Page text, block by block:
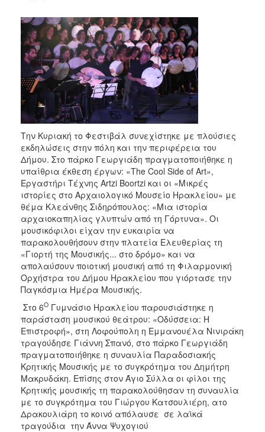
Την Κυριακή το Φεστιβάλ συνεχίστηκε με πλούσιες
εκδηλώσεις στην πόλη και την περιφέρεια του
Δήμου. Στο πάρκο Γεωργιάδη πραγματοποιήθηκε η
υπαίθρια έκθεση έργων: «The Cool Side of Art»,
Εργαστήρι Τέχνης Artzi Boortzi και οι «Μικρές
ιστορίες στο Αρχαιολογικό Μουσείο Ηρακλείου» με
θέμα Κλεάνθης Σιδηρόπουλος: «Μια ιστορία
αρχαιοκαπηλίας γλυπτών από τη Γόρτυνα». Οι
μουσικόφιλοι είχαν την ευκαιρία να
παρακολουθήσουν στην πλατεία Ελευθερίας τη
«Γιορτή της Μουσικής... στο δρόμο» και να
απολαύσουν ποιοτική μουσική από τη Φιλαρμονική
Ορχήστρα του Δήμου Ηρακλείου που γιόρτασε την
Παγκόσμια Ημέρα Μουσικής.
Στο 6Ο Γυμνάσιο Ηρακλείου παρουσιάστηκε η
παράσταση μουσικού θεάτρου: «Οδύσσεια: Η
Επιστροφή», στη Λοφούπολη η Εμμανουέλα Νινιράκη
τραγούδησε Γιάννη Σπανό, στο πάρκο Γεωργιάδη
πραγματοποιήθηκε η συναυλία Παραδοσιακής
Κρητικής Μουσικής με το συγκρότημα του Δημήτρη
Μακρυδάκη. Επίσης στον Άγιο Σύλλα οι φίλοι της
Κρητικής μουσικής τη παρακολούθησαν τη συναυλία
με το συγκρότημα του Γιώργου Κατσουλιέρη, ατο
Δρακουλιάρη το κοινό απόλαυσε σε λαϊκά
τραγούδια την Άννα Ψυχογιού